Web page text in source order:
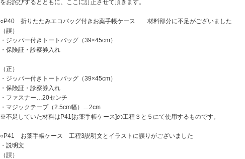
をお詫びするとともに、ここに訂正させて頂きます。
○P40 折りたたみエコバッグ付きお薬手帳ケース 材料部分に不足がございました
（誤）
・ジッパー付きトートバッグ（39×45cm）
・保険証・診察券入れ
（正）
・ジッパー付きトートバッグ（39×45cm）
・保険証・診察券入れ
・ファスナー…20センチ
・マジックテープ（2.5cm幅）…2cm
※不足していた材料はP41[お薬手帳ケース]の工程３と５にて使用するものです。
○P41 お薬手帳ケース 工程3説明文とイラストに誤りがございました
・説明文
（誤）